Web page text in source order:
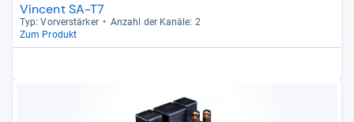
Vincent SA-T7
Typ: Vor­ver­stär­ker
Anzahl der Kanäle: 2
Zum Produkt